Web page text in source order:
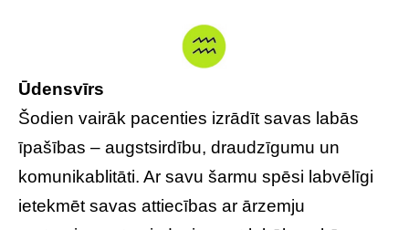
Ūdensvīrs
Šodien vairāk pacenties izrādīt savas labās
īpašības – augstsirdību, draudzīgumu un
komunikablitāti. Ar savu šarmu spēsi labvēlīgi
ietekmēt savas attiecības ar ārzemju